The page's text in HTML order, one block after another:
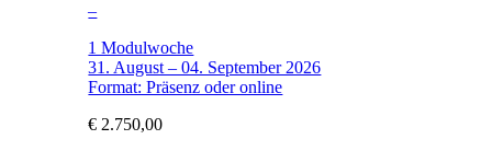
–
1 Modulwoche
31. August – 04. September 2026
Format: Präsenz oder online
€ 2.750,00